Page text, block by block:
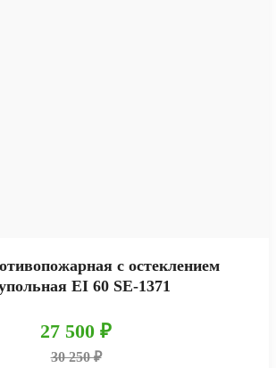
с остеклением
EI 60 SE-1371
27 500 ₽
30 250 ₽